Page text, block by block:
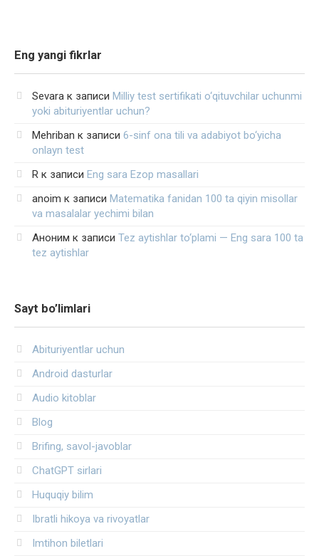
Eng yangi fikrlar
Sevara к записи Milliy test sertifikati o‘qituvchilar uchunmi
yoki abituriyentlar uchun?
Mehriban к записи 6-sinf ona tili va adabiyot bo‘yicha
onlayn test
R к записи Eng sara Ezop masallari
anoim к записи Matematika fanidan 100 ta qiyin misollar
va masalalar yechimi bilan
Аноним к записи Tez aytishlar to‘plami — Eng sara 100 ta
tez aytishlar
Sayt bo’limlari
Abituriyentlar uchun
Android dasturlar
Audio kitoblar
Blog
Brifing, savol-javoblar
ChatGPT sirlari
Huquqiy bilim
Ibratli hikoya va rivoyatlar
Imtihon biletlari